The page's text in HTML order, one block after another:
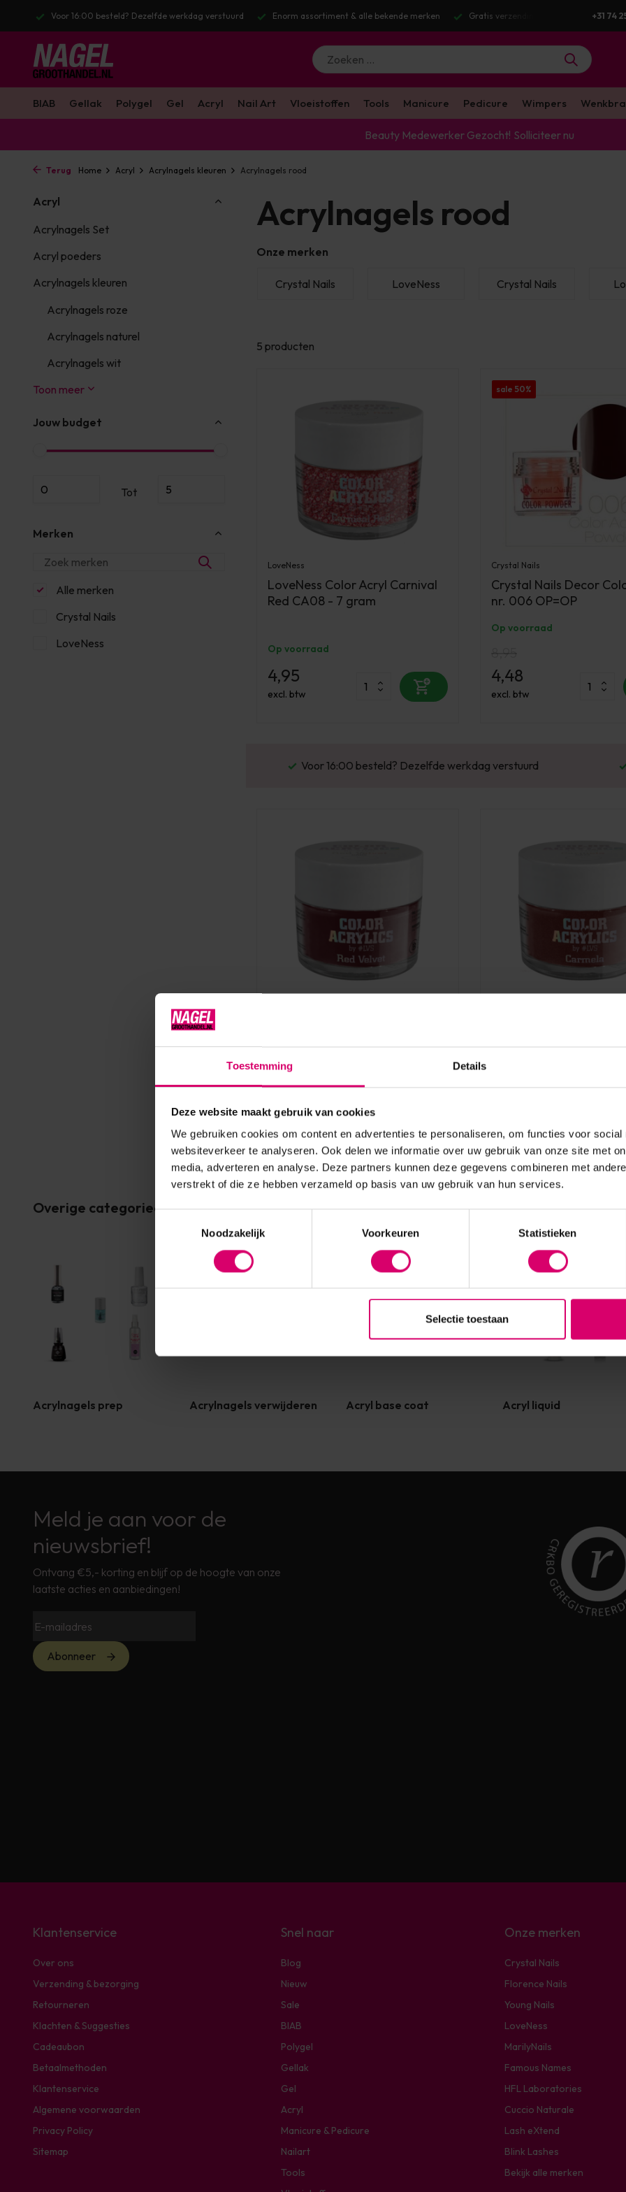
Toestemming Details
Deze website maakt gebruik van cookies
We gebruiken cookies om content en advertenties te personaliseren, om functies voor social
websiteverkeer te analyseren. Ook delen we informatie over uw gebruik van onze site met
media, adverteren en analyse. Deze partners kunnen deze gegevens combineren met
verstrekt of die ze hebben verzameld op basis van uw gebruik van hun services.
Noodzakelijk
Voorkeuren Statistieken
Selectie toestaan
verstuurd Enorm assortiment & alle bekende merken Gratis verzending v.a. €100 excl. BTW Voor 16:00 besteld? Dezelfde +31 74
BIAB Gellak Polygel Gel Acryl Nail Art Vloeistoffen Tools Manicure Pedicure Wimpers
Beauty Medewerker Gezocht! Solliciteer nu
Terug Home Acryl Acrylnagels kleuren Acrylnagels rood
Acryl
Acrylnagels Set
Acryl poeders
Acrylnagels kleuren
Acrylnagels roze
Acrylnagels naturel
Acrylnagels wit
Toon meer
Jouw budget
Tot
Merken
Alle merken
Crystal Nails
LoveNess
Acrylnagels rood
Onze merken
Crystal Nails Crystal Nails LoveNess Crystal Nails
5 producten
LoveNess
LoveNess Color Acryl Carnival
Red CA08 - 7 gram
Op voorraad
4,95
excl. btw
sale 50%
Crystal Nails
Crystal Nails Decor
nr. 006 OP=OP
Op voorraad
4,48
excl. btw
Enorm assortiment & alle bekende merken
Op voorraad
4,95
excl. btw
4,95
Overige categorieën in Acryl
Acrylnagels prep Acrylnagels verwijderen Acryl base coat Acryl liquid
Meld je aan voor de
nieuwsbrief!
Ontvang €5,- korting en blijf op de hoogte van onze
laatste acties en aanbiedingen!
Abonneer
Klantenservice
Over ons
Verzending & bezorging
Retourneren
Klachten & Suggesties
Cadeaubon
Betaalmethoden
Klantenservice
Algemene voorwaarden
Privacy Policy
Sitemap
Snel naar
Blog
Nieuw
Sale
BIAB
Polygel
Gellak
Gel
Acryl
Manicure & Pedicure
Nailart
Tools
Onze merken
Crystal Nails
Florence Nails
Young Nails
LoveNess
MarilyNails
Famous Names
HFL Laboratories
Cuccio Naturale
Lash eXtend
Blink Lashes
Bekijk alle merken